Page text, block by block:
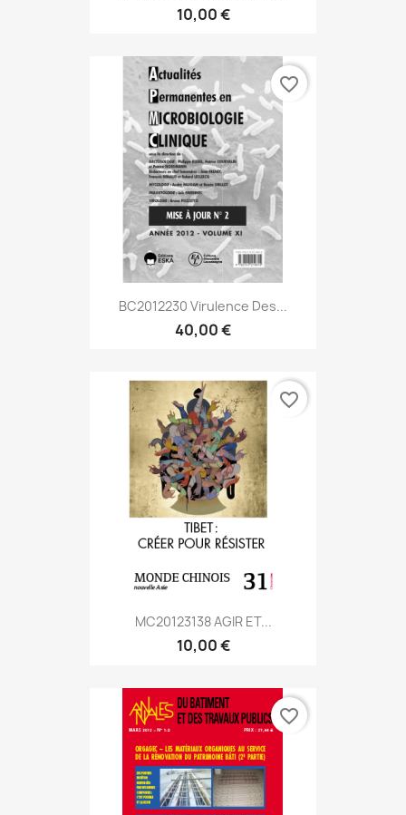
10,00 €
BC2012230 Virulence Des...
40,00 €
favorite_border
MC20123138 AGIR ET...
10,00 €
favorite_border
favorite_border